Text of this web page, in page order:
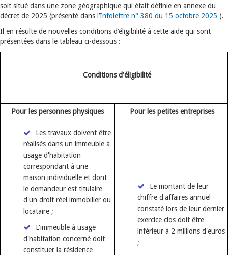
soit situé dans une zone géographique qui était définie en annexe du
décret de 2025 (présenté dans l’Infolettre n° 380 du 15 octobre 2025 ).
Il en résulte de nouvelles conditions d’éligibilité à cette aide qui sont
présentées dans le tableau ci-dessous :
Conditions d'éligibilité
Pour les personnes physiques Pour les petites entreprises
Les travaux doivent être
réalisés dans un immeuble à
usage d'habitation
correspondant à une
maison individuelle et dont
le demandeur est titulaire
d'un droit réel immobilier ou
locataire ;
L'immeuble à usage
d'habitation concerné doit
constituer la résidence
Le montant de leur
chiffre d'affaires annuel
constaté lors de leur dernier
exercice clos doit être
inférieur à 2 millions d'euros
;